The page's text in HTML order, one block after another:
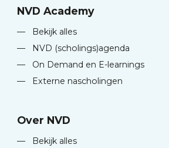
NVD Academy
—
Bekijk alles
—
NVD (scholings)agenda
—
On Demand en E-learnings
—
Externe nascholingen
Over NVD
—
Bekijk alles